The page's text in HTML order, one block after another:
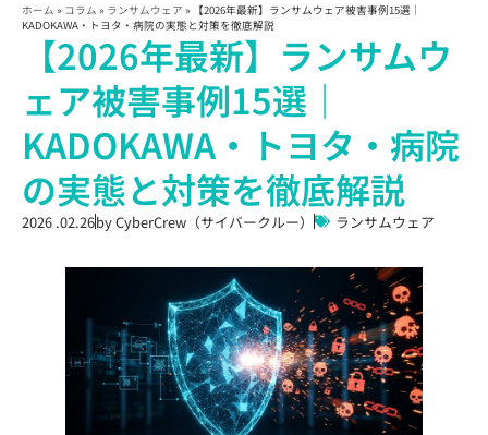
ホーム » コラム » ランサムウェア »
【2026年最新】ランサムウェア被害事例15選｜
KADOKAWA・トヨタ・病院の実態と対策を徹底解説
【2026年最新】ランサムウ
ェア被害事例15選｜
KADOKAWA・トヨタ・病院
の実態と対策を徹底解説
2026 .02.26byCyberCrew（サイバークルー） ランサムウェア